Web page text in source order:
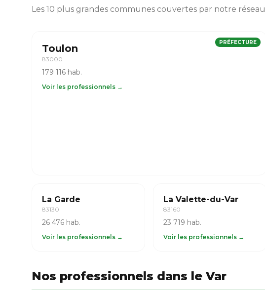
Les 10 plus grandes communes couvertes par notre réseau
PRÉFECTURE
Toulon
83000
179 116 hab.
Voir les professionnels →
La Garde
83130
26 476 hab.
Voir les professionnels →
La Valette-du-Var
83160
23 719 hab.
Voir les professionnels →
Nos professionnels dans le Var